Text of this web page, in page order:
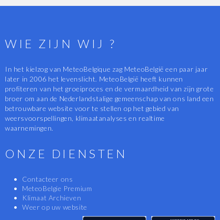
WIE ZIJN WIJ ?
In het kielzog van MeteoBelgique zag MeteoBelgië een paar jaar
later in 2006 het levenslicht. MeteoBelgië heeft kunnen
profiteren van het groeiproces en de vermaardheid van zijn grote
broer om aan de Nederlandstalige gemeenschap van ons land een
betrouwbare website voor te stellen op het gebied van
weersvoorspellingen, klimaatanalyses en realtime
waarnemingen.
ONZE DIENSTEN
Contacteer ons
MeteoBelgie Premium
Klimaat Archieven
Weer op uw website